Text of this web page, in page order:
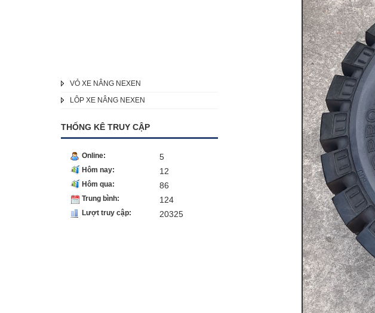
VỎ XE NÂNG NEXEN
LÔP XE NÂNG NEXEN
VỎ XE NEXEN
THỐNG KÊ TRUY CẬP
Online: 5
Hôm nay: 12
Hôm qua: 86
Trung bình: 124
Lượt truy cập: 20325